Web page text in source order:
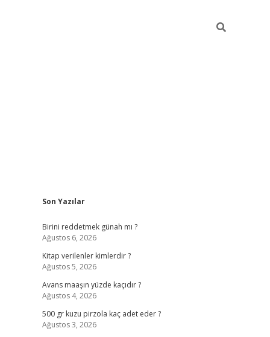
Sidebar
Son Yazılar
Birini reddetmek günah mı ?
Ağustos 6, 2026
Kitap verilenler kimlerdir ?
Ağustos 5, 2026
Avans maaşın yüzde kaçıdır ?
Ağustos 4, 2026
500 gr kuzu pirzola kaç adet eder ?
Ağustos 3, 2026
ilbet giriş